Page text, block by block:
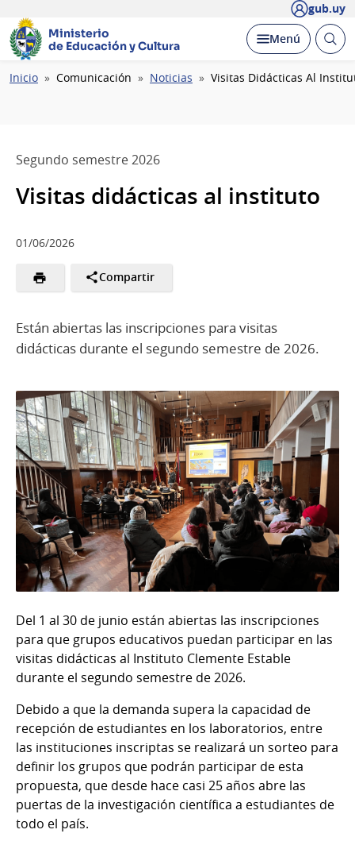
gub.uy
Ministerio
de Educación y Cultura
Desplegar
Menú Abrir
Ruta
Inicio Comunicación Noticias Visitas Didácticas Al
Segundo semestre 2026
Visitas didácticas al instituto
01/06/2026
Compartir
Están abiertas las inscripciones para visitas
didácticas durante el segundo semestre de 2026.
Del 1 al 30 de junio están abiertas las inscripciones
para que grupos educativos puedan participar en las
visitas didácticas al Instituto Clemente Estable
durante el segundo semestre de 2026.
Debido a que la demanda supera la capacidad de
recepción de estudiantes en los laboratorios, entre
las instituciones inscriptas se realizará un sorteo para
definir los grupos que podrán participar de esta
propuesta, que desde hace casi 25 años abre las
puertas de la investigación científica a estudiantes de
todo el país.